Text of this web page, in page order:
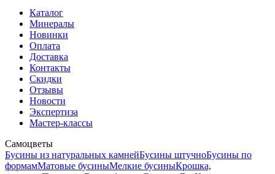
Каталог
Минералы
Новинки
Оплата
Доставка
Контакты
Скидки
Отзывы
Новости
Экспертиза
Мастер-классы
Самоцветы
Бусины из натуральных камнейБусины штучноБусины по
формамМатовые бусиныМелкие бусиныКрошка,